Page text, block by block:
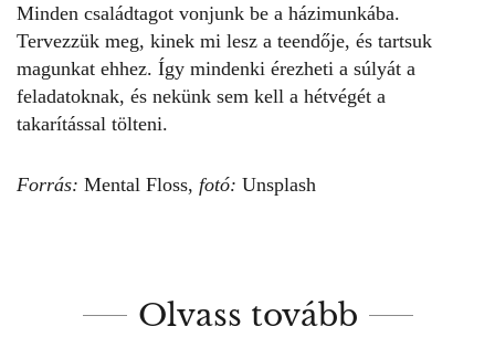
Minden családtagot vonjunk be a házimunkába.
Tervezzük meg, kinek mi lesz a teendője, és tartsuk
magunkat ehhez. Így mindenki érezheti a súlyát a
feladatoknak, és nekünk sem kell a hétvégét a
takarítással tölteni.
Forrás: Mental Floss, fotó: Unsplash
Olvass tovább